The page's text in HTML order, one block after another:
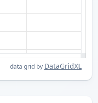
data grid by DataGridXL